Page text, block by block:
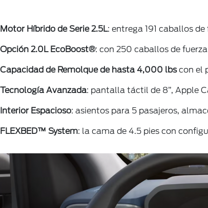
Motor Híbrido de Serie 2.5L: entrega 191 caballos
Opción 2.0L EcoBoost®: con 250 caballos de
Capacidad de Remolque de hasta 4,000 lbscon el
Tecnología Avanzada: pantalla táctil de 8”, Apple
Interior Espacioso: asientos para 5 pasajeros,
FLEXBED™ System: la cama de 4.5 pies con